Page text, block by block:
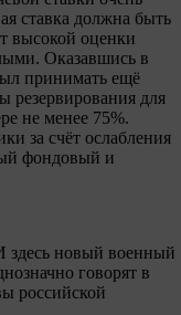
ставка должна быть
высокой оценки
Оказавшись в
принимать ещё
резервирования для
не менее 75%.
за счёт ослабления
фондовый и
здесь новый военный
говорят в
российской